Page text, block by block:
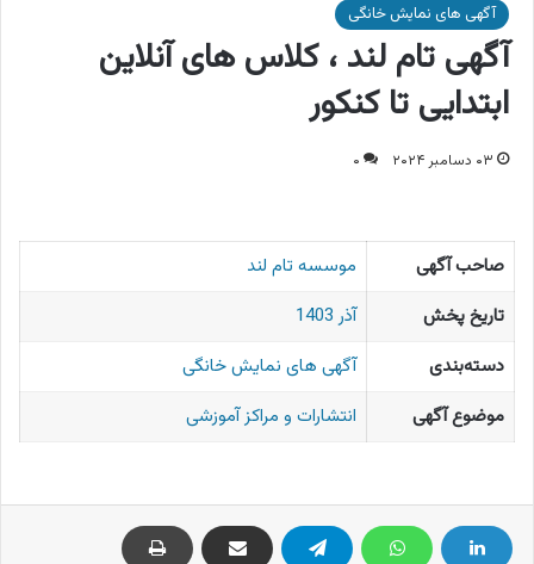
آگهی های نمایش خانگی
آگهی تام لند ، کلاس های آنلاین
ابتدایی تا کنکور
۰۳ دسامبر ۲۰۲۴ ۰
صاحب آگهی
موسسه تام لند
تاریخ پخش
آذر 1403
دسته‌بندی
آگهی های نمایش خانگی
موضوع آگهی
انتشارات و مراکز آموزشی